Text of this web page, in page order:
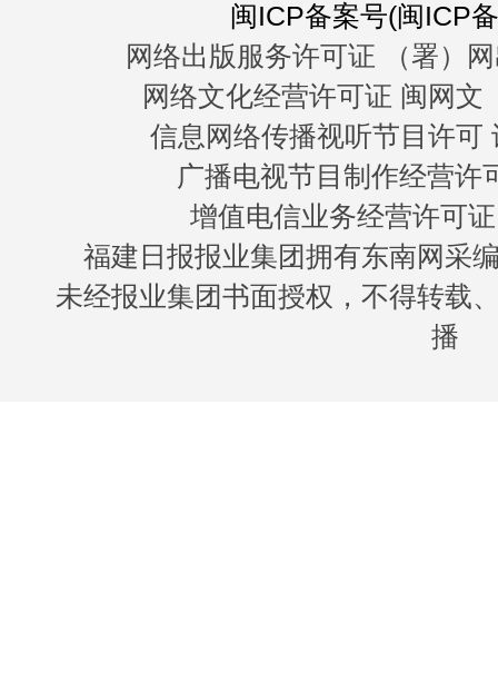
闽ICP备案号(闽ICP
网络出版服务许可证 （署）
网络文化经营许可证 闽网文
信息网络传播视听节目许可
广播电视节目制作经营许
增值电信业务经营许可
福建日报报业集团拥有东南网采
未经报业集团书面授权，不得转载
播